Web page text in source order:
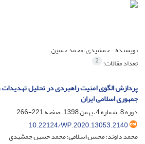
نویسنده =جمشیدی، محمد حسین
تعداد مقالات: 2
پردازش الگوی امنیت راهبردی در تحلیل
جمهوری اسلامی ایران
دوره 8، شماره 4، بهمن 1398، صفحه
221-266
10.22124/WP.2020.13053.2140
محمد داوند؛ محسن اسلامی؛ محمد حسین جمشیدی